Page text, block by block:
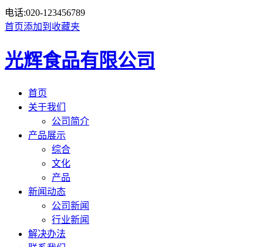
电话:020-123456789
首页添加到收藏夹
光辉食品有限公司
首页
关于我们
公司简介
产品展示
综合
文化
产品
新闻动态
公司新闻
行业新闻
解决办法